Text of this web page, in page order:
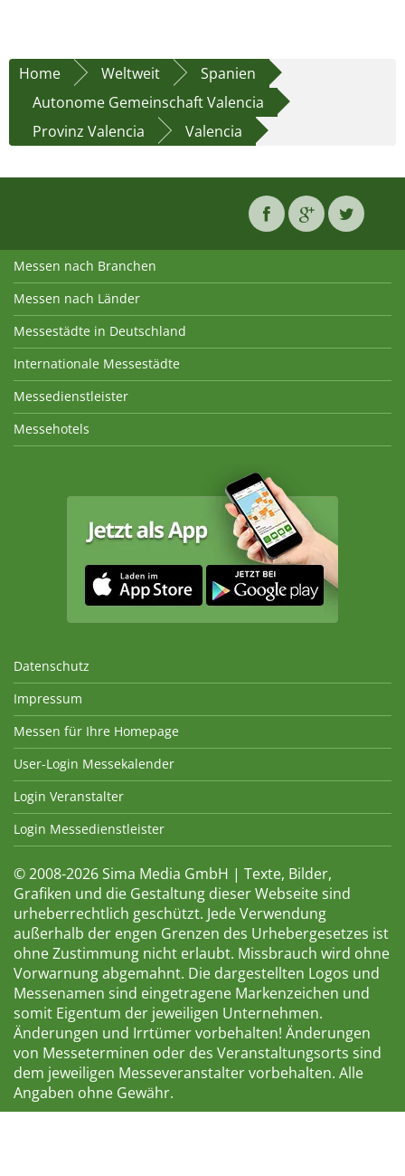
Home Weltweit
Spanien
Autonome Gemeinschaft Valencia
Provinz Valencia
Valencia
Messen nach Branchen
Messen nach Länder
Messestädte in Deutschland
Internationale Messestädte
Messedienstleister
Messehotels
Datenschutz
Impressum
Messen für Ihre Homepage
User-Login Messekalender
Login Veranstalter
Login Messedienstleister
© 2008-2026 Sima Media GmbH | Texte, Bilder,
Grafiken und die Gestaltung dieser Webseite sind
urheberrechtlich geschützt. Jede Verwendung
außerhalb der engen Grenzen des Urhebergesetzes ist
ohne Zustimmung nicht erlaubt. Missbrauch wird ohne
Vorwarnung abgemahnt. Die dargestellten Logos und
Messenamen sind eingetragene Markenzeichen und
somit Eigentum der jeweiligen Unternehmen.
Änderungen und Irrtümer vorbehalten! Änderungen
von Messeterminen oder des Veranstaltungsorts sind
dem jeweiligen Messeveranstalter vorbehalten. Alle
Angaben ohne Gewähr.